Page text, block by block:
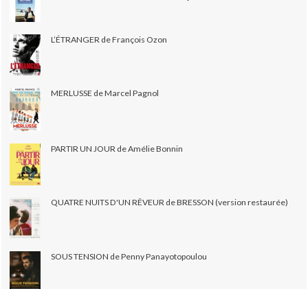
L’ÉTRANGER de François Ozon
MERLUSSE de Marcel Pagnol
PARTIR UN JOUR de Amélie Bonnin
QUATRE NUITS D'UN RÊVEUR de BRESSON (version restaurée)
SOUS TENSION de Penny Panayotopoulou